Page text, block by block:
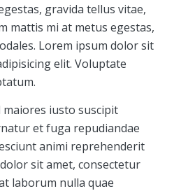
gravida tellus vitae,
mattis mi at metus egestas,
Lorem ipsum dolor sit
elit. Voluptate
iusto suscipit
et fuga repudiandae
animi reprehenderit
sit amet, consectetur
laborum nulla quae